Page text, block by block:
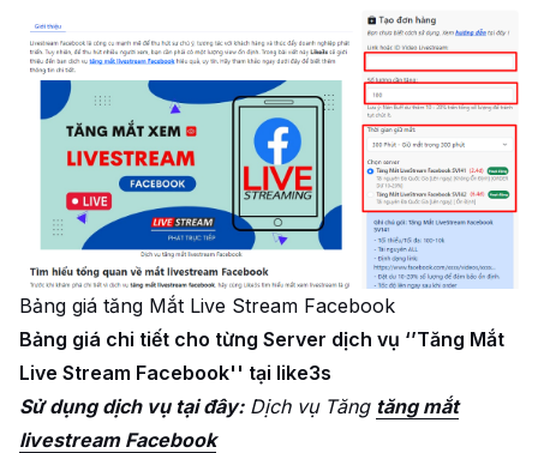
Bảng giá tăng Mắt Live Stream Facebook
Bảng giá chi tiết cho từng Server dịch vụ ‘’Tăng Mắt
Live Stream Facebook'' tại like3s
Sử dụng dịch vụ tại đây:Dịch vụ Tăng tăng mắt
livestream Facebook